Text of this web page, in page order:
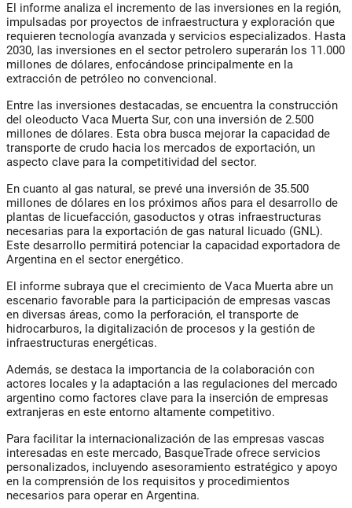
El informe analiza el incremento de las inversiones en la región,
impulsadas por proyectos de infraestructura y exploración que
requieren tecnología avanzada y servicios especializados. Hasta
2030, las inversiones en el sector petrolero superarán los 11.000
millones de dólares, enfocándose principalmente en la
extracción de petróleo no convencional.
Entre las inversiones destacadas, se encuentra la construcción
del oleoducto Vaca Muerta Sur, con una inversión de 2.500
millones de dólares. Esta obra busca mejorar la capacidad de
transporte de crudo hacia los mercados de exportación, un
aspecto clave para la competitividad del sector.
En cuanto al gas natural, se prevé una inversión de 35.500
millones de dólares en los próximos años para el desarrollo de
plantas de licuefacción, gasoductos y otras infraestructuras
necesarias para la exportación de gas natural licuado (GNL).
Este desarrollo permitirá potenciar la capacidad exportadora de
Argentina en el sector energético.
El informe subraya que el crecimiento de Vaca Muerta abre un
escenario favorable para la participación de empresas vascas
en diversas áreas, como la perforación, el transporte de
hidrocarburos, la digitalización de procesos y la gestión de
infraestructuras energéticas.
Además, se destaca la importancia de la colaboración con
actores locales y la adaptación a las regulaciones del mercado
argentino como factores clave para la inserción de empresas
extranjeras en este entorno altamente competitivo.
Para facilitar la internacionalización de las empresas vascas
interesadas en este mercado, BasqueTrade ofrece servicios
personalizados, incluyendo asesoramiento estratégico y apoyo
en la comprensión de los requisitos y procedimientos
necesarios para operar en Argentina.